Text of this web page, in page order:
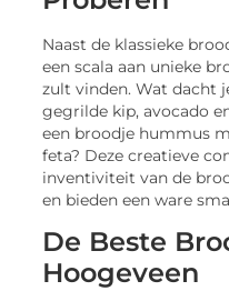
Naast de klassieke
een scala aan unieke
zult vinden. Wat dacht
gegrilde kip, avocado
een broodje hummus
feta? Deze creatieve
inventiviteit van de
en bieden een ware
De Beste
Hoogeveen